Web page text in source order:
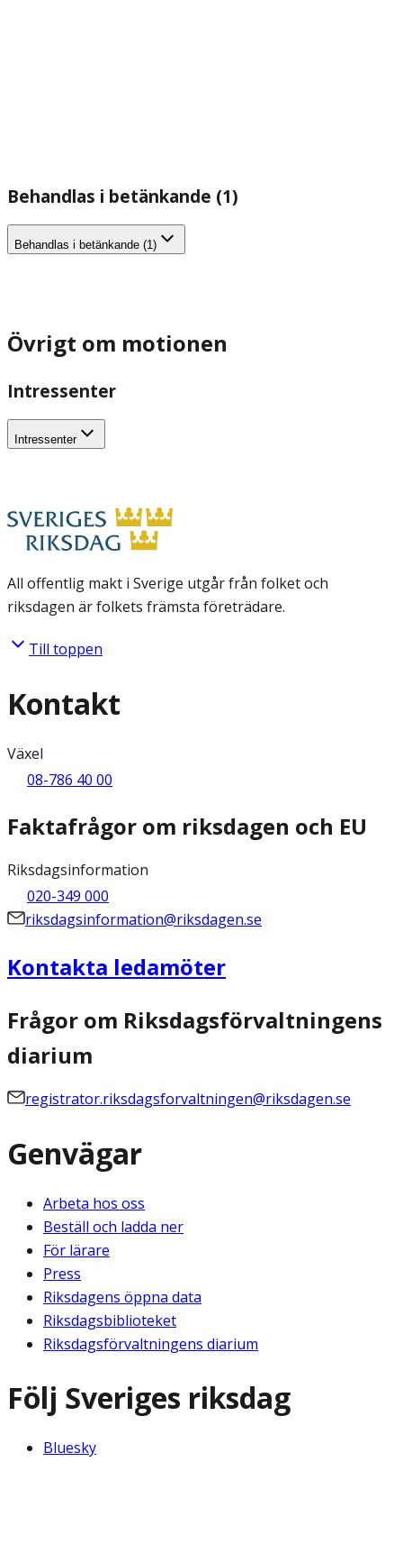
Behandlas i betänkande (1)
Behandlas i betänkande (1)
Övrigt om motionen
Intressenter
Intressenter
All offentlig makt i Sverige utgår från folket och
riksdagen är folkets främsta företrädare.
Till toppen
Kontakt
Växel
08-786 40 00
Faktafrågor om riksdagen och EU
Riksdagsinformation
020-349 000
riksdagsinformation@riksdagen.se
Kontakta ledamöter
Frågor om Riksdagsförvaltningens
diarium
registrator.riksdagsforvaltningen@riksdagen.se
Genvägar
Arbeta hos oss
Beställ och ladda ner
För lärare
Press
Riksdagens öppna data
Riksdagsbiblioteket
Riksdagsförvaltningens diarium
Följ Sveriges riksdag
Bluesky